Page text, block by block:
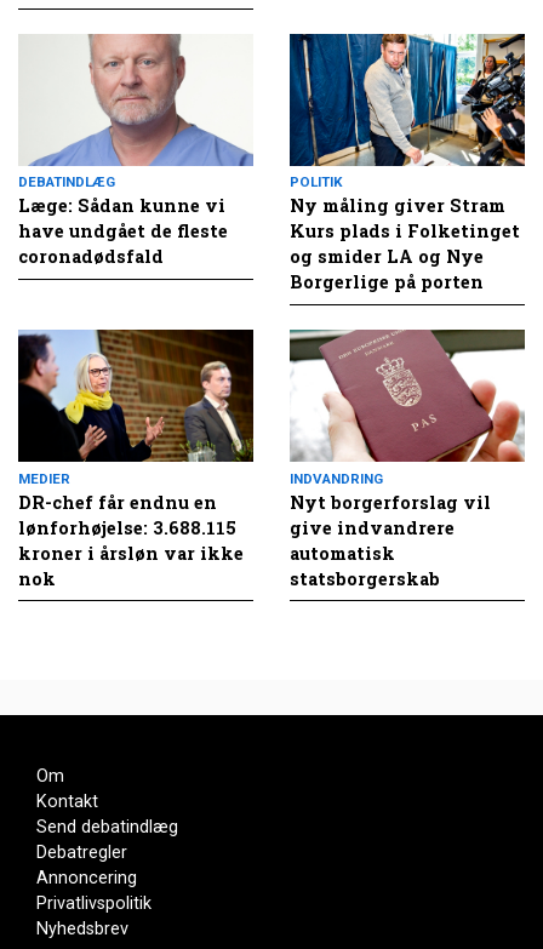
DEBATINDLÆG
Læge: Sådan kunne vi
have undgået de fleste
coronadødsfald
POLITIK
Ny måling giver Stram
Kurs plads i Folketinget
og smider LA og Nye
Borgerlige på porten
MEDIER
DR-chef får endnu en
lønforhøjelse: 3.688.115
kroner i årsløn var ikke
nok
INDVANDRING
Nyt borgerforslag vil
give indvandrere
automatisk
statsborgerskab
Om
Kontakt
Send debatindlæg
Debatregler
Annoncering
Privatlivspolitik
Nyhedsbrev